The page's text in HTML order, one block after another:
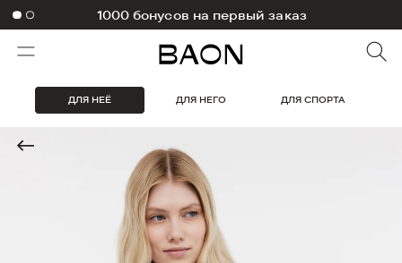
1000 бонусов на первый заказ
ДЛЯ НЕЁ ДЛЯ НЕГО ДЛЯ СПОРТА